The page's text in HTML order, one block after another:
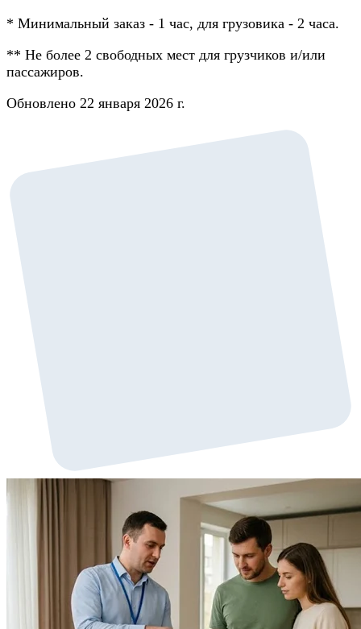
* Минимальный заказ - 1 час, для грузовика - 2 часа.
** Не более 2 свободных мест для грузчиков и/или
пассажиров.
Обновлено 22 января 2026 г.